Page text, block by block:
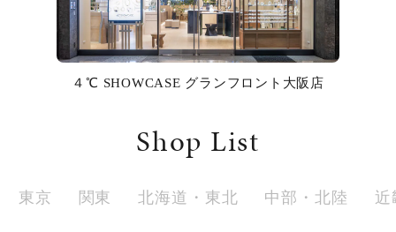
ファッションテイスト
着用シーン
４℃ SHOWCASE グランフロント大阪店
Shop List
東京 関東 北海道・東北 中部・北陸 近